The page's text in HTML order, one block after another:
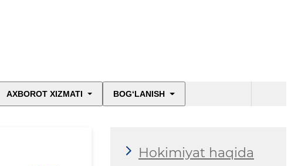
AXBOROT XIZMATI BOG‘LANISH
Hokimiyat haqida